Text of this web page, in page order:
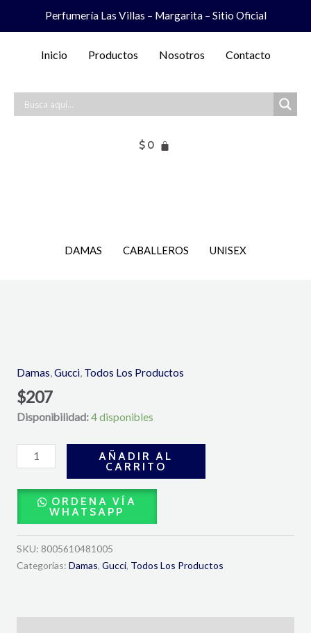
Perfumería Las Villas – Margarita – Sitio Oficial
Inicio Productos Nosotros Contacto
$ 0
DAMAS CABALLEROS UNISEX
Damas Gucci, Todos Los Productos
$207
Disponibilidad:4 disponibles
De
Parfum
100ml-
Gucci
AÑADIR AL
CARRITO
ORDENA VÍA
WHATSAPP
SKU: 8005610481005
Categorías: Damas, Gucci, Todos Los Productos